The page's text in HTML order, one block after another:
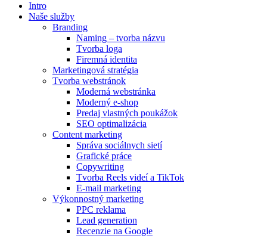
Intro
Naše služby
Branding
Naming – tvorba názvu
Tvorba loga
Firemná identita
Marketingová stratégia
Tvorba webstránok
Moderná webstránka
Moderný e-shop
Predaj vlastných poukážok
SEO optimalizácia
Content marketing
Správa sociálnych sietí
Grafické práce
Copywriting
Tvorba Reels videí a TikTok
E-mail marketing
Výkonnostný marketing
PPC reklama
Lead generation
Recenzie na Google